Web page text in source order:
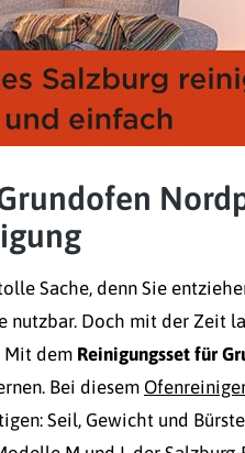
Sache, denn Sie
nutzbar. Doch mit der Zeit
Mit dem Reinigungsset für
Bei diesem
Seil, Gewicht und